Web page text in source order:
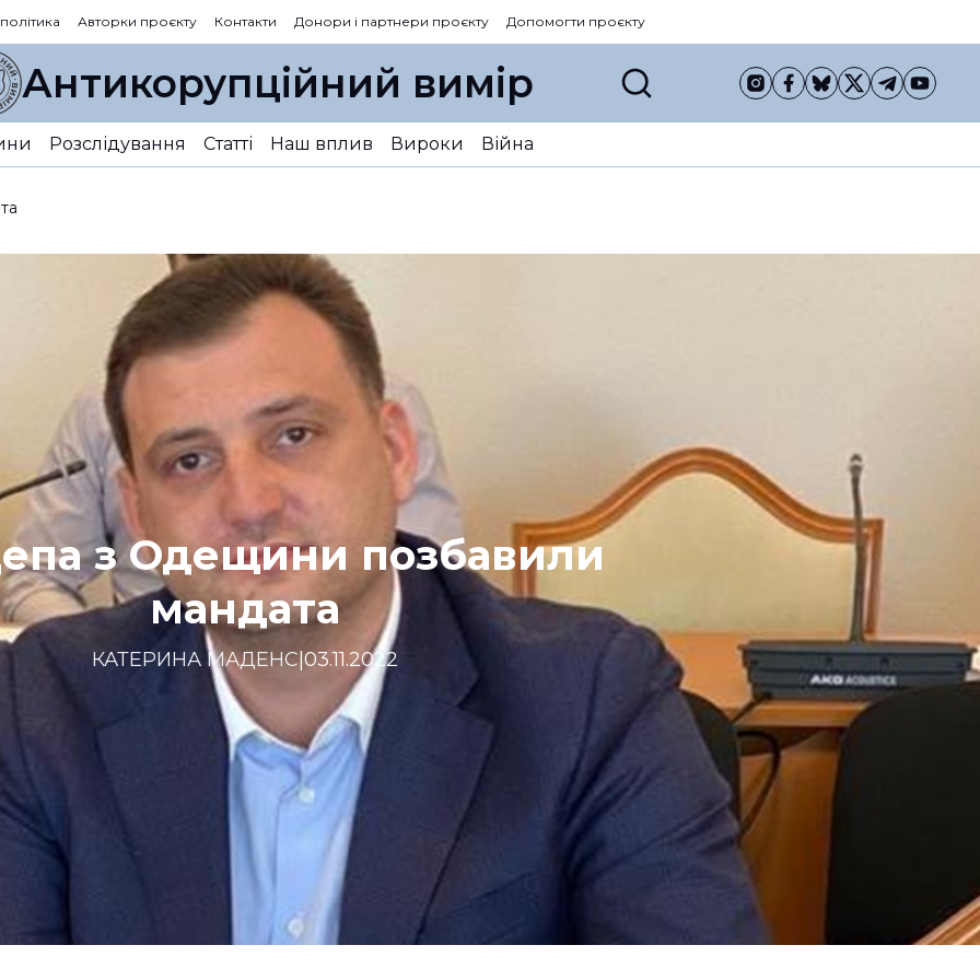
Авторки проєкту Контакти Донори і партнери проєкту Допомогти проєкту
Антикорупційний вимір
Розслідування Статті Наш вплив Вироки Війна
з Одещини позбавили
мандата
КАТЕРИНА МАДЕНС 03.11.2022